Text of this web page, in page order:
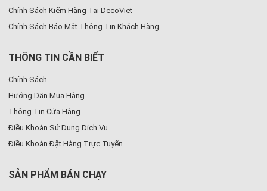
Chính Sách Kiểm Hàng Tại DecoViet
Chính Sách Bảo Mật Thông Tin Khách Hàng
THÔNG TIN CẦN BIẾT
Chính Sách
Hướng Dẫn Mua Hàng
Thông Tin Cửa Hàng
Điều Khoản Sử Dụng Dịch Vụ
Điều Khoản Đặt Hàng Trực Tuyến
SẢN PHẨM BÁN CHẠY